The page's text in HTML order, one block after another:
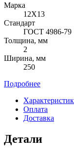
Марка
12Х13
Стандарт
ГОСТ 4986-79
Толщина, мм
2
Ширина, мм
250
Подробнее
Оплата
Доставка
Детали